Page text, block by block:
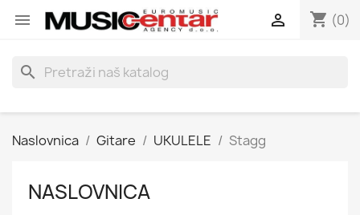
 shopping_cart (0)

search
Naslovnica Gitare UKULELE Stagg
NASLOVNICA